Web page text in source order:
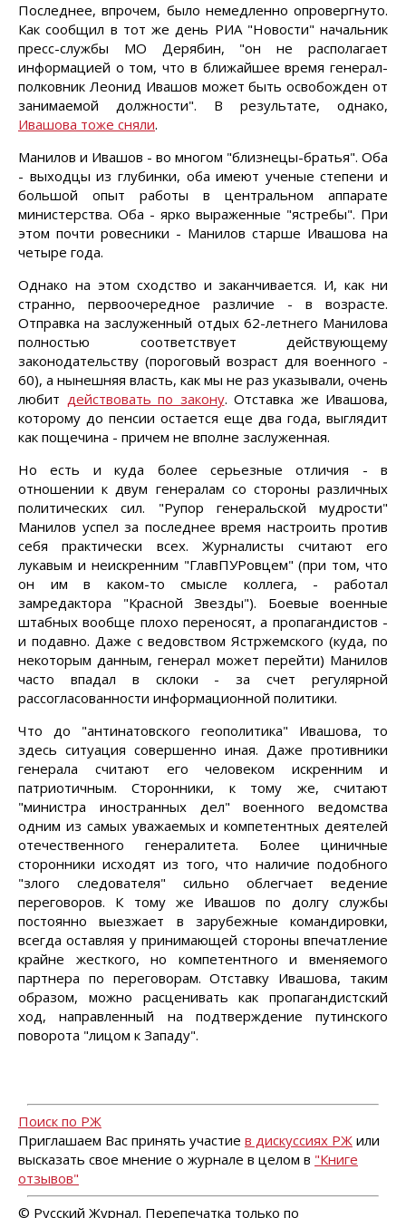
Последнее, впрочем, было немедленно опровергнуто.
Как сообщил в тот же день РИА "Новости" начальник
пресс-службы МО Дерябин, "он не располагает
информацией о том, что в ближайшее время генерал-
полковник Леонид Ивашов может быть освобожден от
занимаемой должности". В результате, однако,
Ивашова тоже сняли.
Манилов и Ивашов - во многом "близнецы-братья". Оба
- выходцы из глубинки, оба имеют ученые степени и
большой опыт работы в центральном аппарате
министерства. Оба - ярко выраженные "ястребы". При
этом почти ровесники - Манилов старше Ивашова на
четыре года.
Однако на этом сходство и заканчивается. И, как ни
странно, первоочередное различие - в возрасте.
Отправка на заслуженный отдых 62-летнего Манилова
полностью соответствует действующему
законодательству (пороговый возраст для военного -
60), а нынешняя власть, как мы не раз указывали, очень
любит действовать по закону. Отставка же Ивашова,
которому до пенсии остается еще два года, выглядит
как пощечина - причем не вполне заслуженная.
Но есть и куда более серьезные отличия - в
отношении к двум генералам со стороны различных
политических сил. "Рупор генеральской мудрости"
Манилов успел за последнее время настроить против
себя практически всех. Журналисты считают его
лукавым и неискренним "ГлавПУРовцем" (при том, что
он им в каком-то смысле коллега, - работал
замредактора "Красной Звезды"). Боевые военные
штабных вообще плохо переносят, а пропагандистов -
и подавно. Даже с ведовством Ястржемского (куда, по
некоторым данным, генерал может перейти) Манилов
часто впадал в склоки - за счет регулярной
рассогласованности информационной политики.
Что до "антинатовского геополитика" Ивашова, то
здесь ситуация совершенно иная. Даже противники
генерала считают его человеком искренним и
патриотичным. Сторонники, к тому же, считают
"министра иностранных дел" военного ведомства
одним из самых уважаемых и компетентных деятелей
отечественного генералитета. Более циничные
сторонники исходят из того, что наличие подобного
"злого следователя" сильно облегчает ведение
переговоров. К тому же Ивашов по долгу службы
постоянно выезжает в зарубежные командировки,
всегда оставляя у принимающей стороны впечатление
крайне жесткого, но компетентного и вменяемого
партнера по переговорам. Отставку Ивашова, таким
образом, можно расценивать как пропагандистский
ход, направленный на подтверждение путинского
поворота "лицом к Западу".
Поиск по РЖ
Приглашаем Вас принять участие в дискуссиях РЖ или
высказать свое мнение о журнале в целом в "Книге
отзывов"
© Русский Журнал. Перепечатка только по